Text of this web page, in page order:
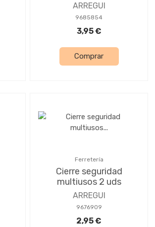
ARREGUI
9685854
3,95 €
Comprar
Ferretería
Cierre seguridad
multiusos 2 uds
ARREGUI
9676909
2,95 €